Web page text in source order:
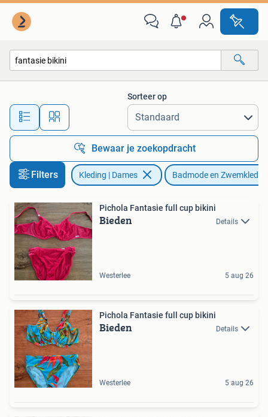
Alle afstanden…
Sorteer op
Bewaar je zoekopdracht
Filters Kleding | Dames Badmode en
Pichola Fantasie full cup bikini
Bieden Details
Westerlee 5 aug 26
Pichola Fantasie full cup bikini
Bieden Details
Westerlee 5 aug 26